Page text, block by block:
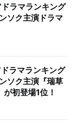
ドラマランキング
ソク主演ドラマ
ドラマランキング
ソク主演『瑞草
初登場1位！